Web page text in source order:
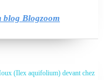
(Ilex aquifolium) devant chez
blog Blogzoom